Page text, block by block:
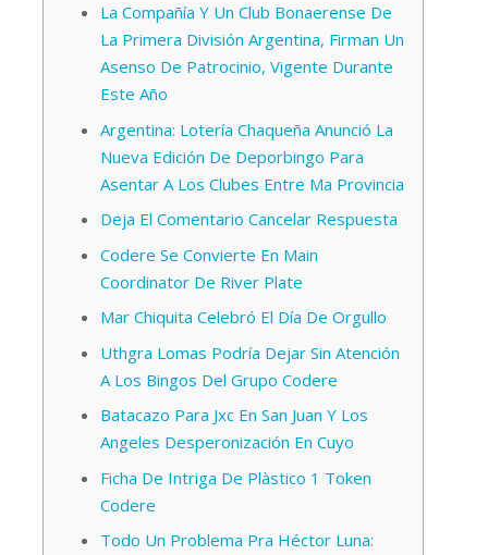
La Compañía Y Un Club Bonaerense De
La Primera División Argentina, Firman Un
Asenso De Patrocinio, Vigente Durante
Este Año
Argentina: Lotería Chaqueña Anunció La
Nueva Edición De Deporbingo Para
Asentar A Los Clubes Entre Ma Provincia
Deja El Comentario Cancelar Respuesta
Codere Se Convierte En Main
Coordinator De River Plate
Mar Chiquita Celebró El Día De Orgullo
Uthgra Lomas Podría Dejar Sin Atención
A Los Bingos Del Grupo Codere
Batacazo Para Jxc En San Juan Y Los
Angeles Desperonización En Cuyo
Ficha De Intriga De Plàstico 1 Token
Codere
Todo Un Problema Pra Héctor Luna: